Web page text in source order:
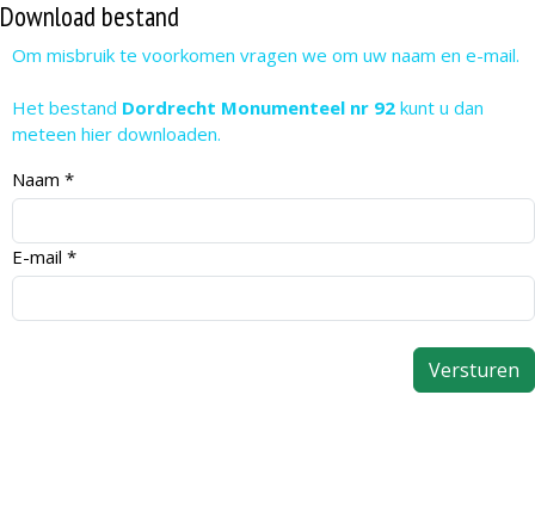
Download bestand
Om misbruik te voorkomen vragen we om uw naam en e-mail.
Het bestand Dordrecht Monumenteel nr 92 kunt u dan
meteen hier downloaden.
Naam *
E-mail *